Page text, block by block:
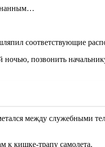
соответствующие
позвонить
между служебными
к кишке-трапу самолета.